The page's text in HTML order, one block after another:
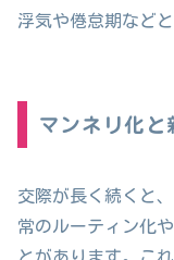
浮気や倦怠期など
マンネリ化と
交際が長く続くと
常のルーティン化
とがあります。こ